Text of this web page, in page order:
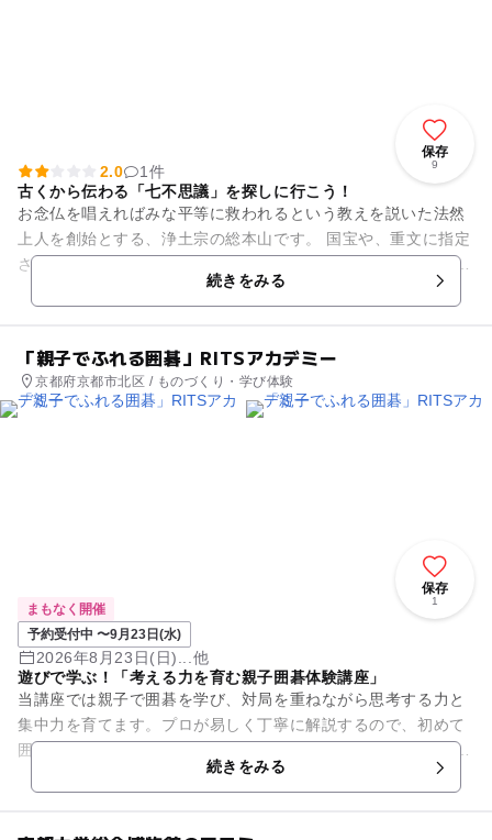
保存
9
2.0
1件
古くから伝わる「七不思議」を探しに行こう！
お念仏を唱えればみな平等に救われるという教えを説いた法然
上人を創始とする、浄土宗の総本山です。 国宝や、重文に指定
されている素晴らしい建築物が見どころの一つです。 子供さん
続きをみる
「親子でふれる囲碁」RITSアカデミー
京都府京都市北区 / ものづくり・学び体験
保存
1
まもなく開催
予約受付中 〜9月23日(水)
2026年8月23日(日)...他
遊びで学ぶ！「考える力を育む親子囲碁体験講座」
当講座では親子で囲碁を学び、対局を重ねながら思考する力と
集中力を育てます。プロが易しく丁寧に解説するので、初めて
囲碁をさわる方も安心して楽しんでいただけます。 実施日：5
続きをみる